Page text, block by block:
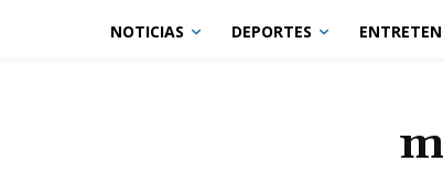
NOTICIAS DEPORTES